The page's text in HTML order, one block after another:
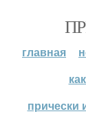
главная
прически